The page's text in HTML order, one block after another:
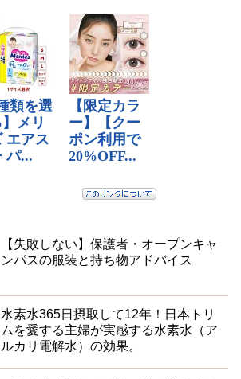
【失敗しない】保護者・オープンキャ
ンパスの服装と持ち物アドバイス
水素水365日摂取して12年！日本トリ
ムを愛する主婦が実感する水素水（ア
ルカリ電解水）の効果。